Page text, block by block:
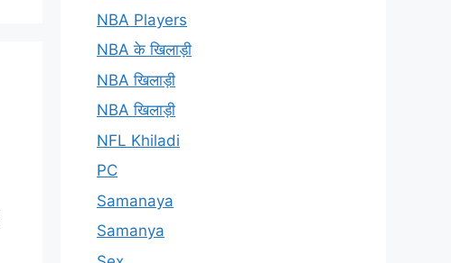
NBA Players
NBA के खिलाड़ी
NBA खिलाड़ी
NBA खिलाड़ी
NFL Khiladi
PC
Samanaya
Samanya